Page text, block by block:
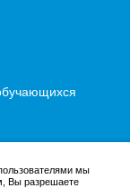
мы
Вы разрешаете